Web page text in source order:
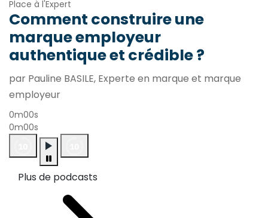
Place à l'Expert
Comment construire une
marque employeur
authentique et crédible ?
par Pauline BASILE, Experte en marque et marque
employeur
0m00s
0m00s
Plus de podcasts